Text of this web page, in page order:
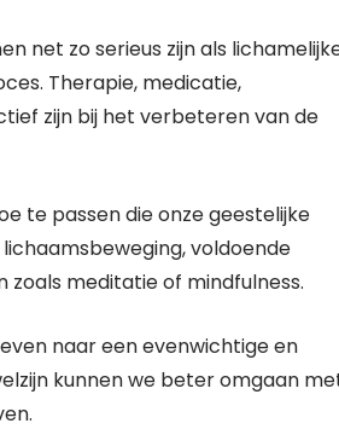
net zo serieus zijn als
Therapie, medicatie,
zijn bij het verbeteren van de
te passen die onze geestelijke
voldoende
meditatie of mindfulness.
naar een evenwichtige en
kunnen we beter omgaan